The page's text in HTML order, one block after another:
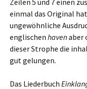
einmal das Original
ungewöhnliche
englischen havenaber
dieser Strophe die
gut gelungen.
Das Liederbuch